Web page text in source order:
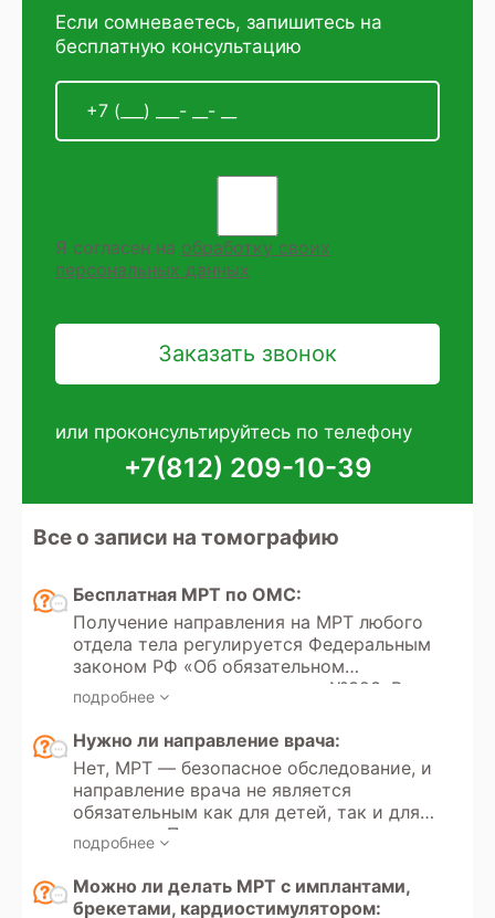
Если сомневаетесь, запишитесь на
бесплатную консультацию
Я согласен на обработку своих
персональных данных
или проконсультируйтесь по телефону
+7(812) 209-10-39
Все о записи на томографию
Бесплатная МРТ по ОМС:
Получение направления на МРТ любого
отдела тела регулируется Федеральным
законом РФ «Об обязательном
медицинском страховании» №323. В
этом законе указаны все медицинские
услуги, покрываемые полисом ОМС,
который выдается каждому гражданину
РФ с рождения или при необходимости.
Кроме того, в России доступно
прохождение МРТ по программам
добровольного медицинского
подробнее
Нужно ли направление врача:
Нет, МРТ — безопасное обследование, и
направление врача не является
обязательным как для детей, так и для
взрослых. Пациент может
самостоятельно принять решение о
прохождении обследования и пройти
его в частной клинике на платной
подробнее
Можно ли делать МРТ с имплантами,
брекетами, кардиостимулятором: